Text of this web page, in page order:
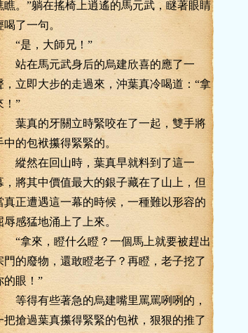
瞧。”躺在搖椅上逍遙的馬元武，瞇著眼睛
喝了一句。
，大師兄！”
在馬元武身后的烏建欣喜的應了一
，立即大步的走過來，沖葉真冷喝道：“拿
！”
真的牙關立時緊咬在了一起，雙手將
中的包袱攥得緊緊的。
然在回山時，葉真早就料到了這一
，將其中價值最大的銀子藏在了山上，但
真正遭遇這一幕的時候，一種難以形容的
辱感猛地涌上了上來。
來，瞪什么瞪？一個馬上就要被趕出
門的廢物，還敢瞪老子？再瞪，老子挖了
的眼！”
得有些著急的烏建嘴里罵罵咧咧的，
把搶過葉真攥得緊緊的包袱，狠狠的推了